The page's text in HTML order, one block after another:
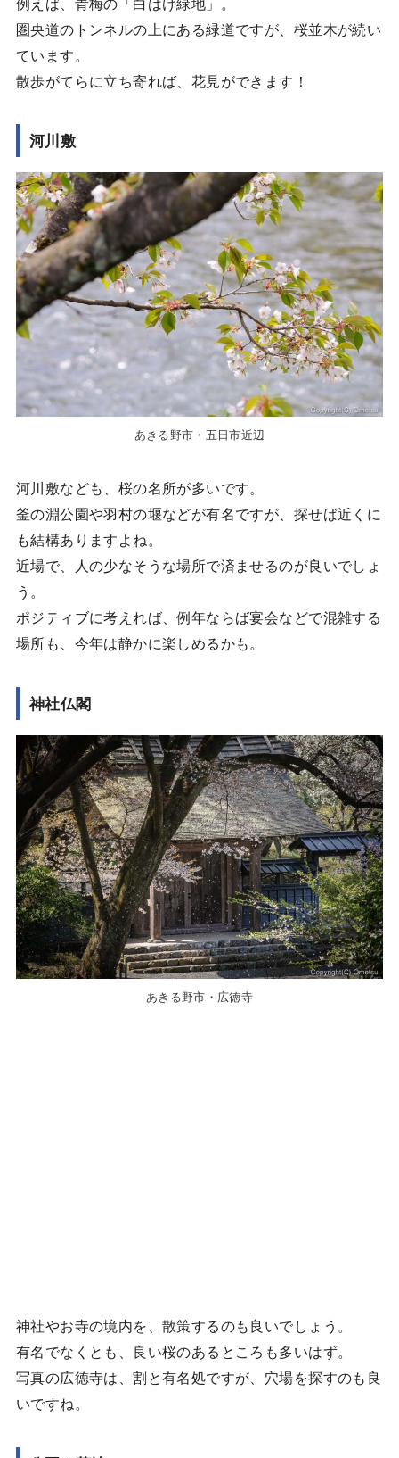
圏央道のトンネルの上にある緑道ですが、桜並木が続い
ています。
散歩がてらに立ち寄れば、花見ができます！
河川敷
あきる野市・五日市近辺
河川敷なども、桜の名所が多いです。
釜の淵公園や羽村の堰などが有名ですが、探せば近くに
も結構ありますよね。
近場で、人の少なそうな場所で済ませるのが良いでしょ
う。
ポジティブに考えれば、例年ならば宴会などで混雑する
場所も、今年は静かに楽しめるかも。
神社仏閣
あきる野市・広徳寺
神社やお寺の境内を、散策するのも良いでしょう。
有名でなくとも、良い桜のあるところも多いはず。
写真の広徳寺は、割と有名処ですが、穴場を探すのも良
いですね。